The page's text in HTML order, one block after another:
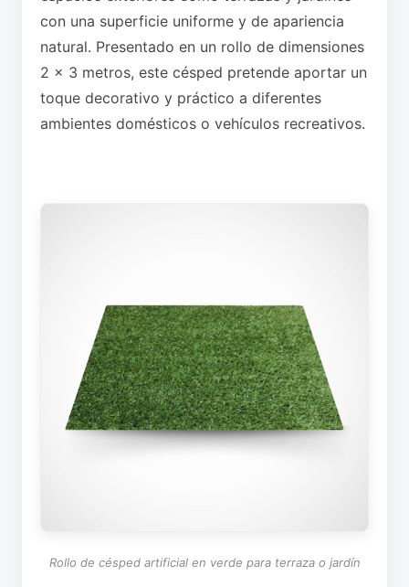
con una superficie uniforme y de apariencia
natural. Presentado en un rollo de dimensiones
2 x 3 metros, este césped pretende aportar un
toque decorativo y práctico a diferentes
ambientes domésticos o vehículos recreativos.
Rollo de césped artificial en verde para terraza o jardín